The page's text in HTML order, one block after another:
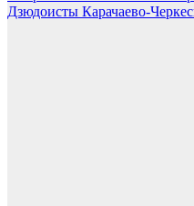
по
Дзюдоисты Карачаево-